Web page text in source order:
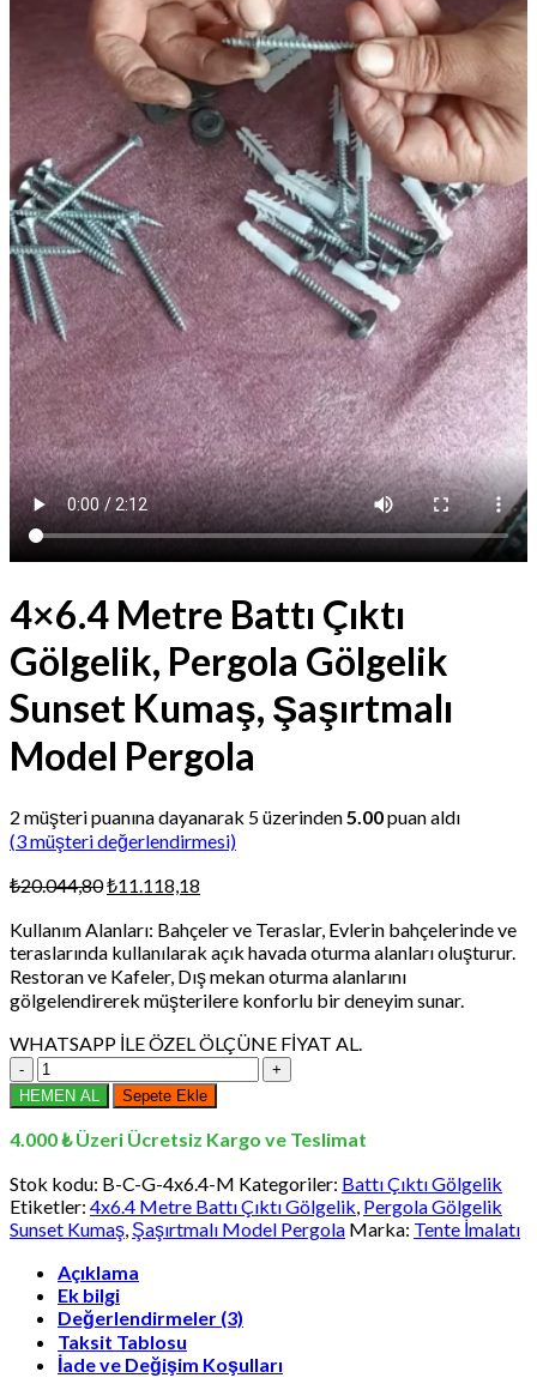
4×6.4 Metre Battı Çıktı
Gölgelik, Pergola Gölgelik
Sunset Kumaş, Şaşırtmalı
Model Pergola
2 müşteri puanına dayanarak 5 üzerinden5.00puan aldı
(3müşteri değerlendirmesi)
₺20.044,80Orijinal
₺20.044,80.
₺11.118,18
fiyat:
₺11.118,18.
Kullanım Alanları: Bahçeler ve Teraslar, Evlerin bahçelerinde ve
teraslarında kullanılarak açık havada oturma alanları oluşturur.
Restoran ve Kafeler, Dış mekan oturma alanlarını
gölgelendirerek müşterilere konforlu bir deneyim sunar.
WHATSAPP İLE ÖZEL ÖLÇÜNE FİYAT AL.
4x6.4
Metre
Battı
Çıktı
Pergola
Gölgelik
Sunset
Şaşırtmalı
Model
Pergola
adet
HEMEN AL Sepete Ekle
4.000 ₺ Üzeri Ücretsiz Kargo ve Teslimat
Stok kodu: B-C-G-4x6.4-M Kategoriler: Battı Çıktı Gölgelik
Etiketler: 4x6.4 Metre Battı Çıktı Gölgelik, Pergola Gölgelik
Sunset Kumaş, Şaşırtmalı Model Pergola Marka: Tente İmalatı
Açıklama
Ek bilgi
Değerlendirmeler (3)
Taksit Tablosu
İade ve Değişim Koşulları